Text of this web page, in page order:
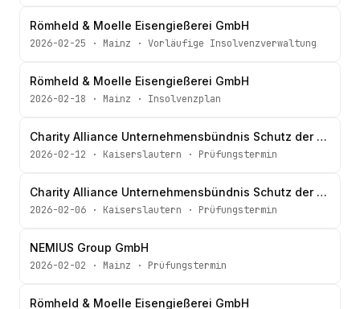
Römheld & Moelle Eisengießerei GmbH
2026-02-25 · Mainz · Vorläufige Insolvenzverwaltung
Römheld & Moelle Eisengießerei GmbH
2026-02-18 · Mainz · Insolvenzplan
Charity Alliance Unternehmensbündnis Schutz der Menschenrechte gGmbH
2026-02-12 · Kaiserslautern · Prüfungstermin
Charity Alliance Unternehmensbündnis Schutz der Menschenrechte gGmbH
2026-02-06 · Kaiserslautern · Prüfungstermin
NEMIUS Group GmbH
2026-02-02 · Mainz · Prüfungstermin
Römheld & Moelle Eisengießerei GmbH